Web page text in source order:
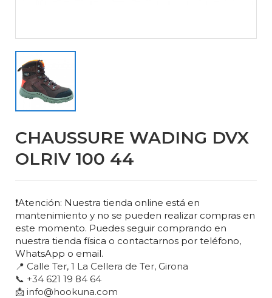
CHAUSSURE WADING DVX
OLRIV 100 44
❗Atención: Nuestra tienda online está en
mantenimiento y no se pueden realizar compras en
este momento. Puedes seguir comprando en
nuestra tienda física o contactarnos por teléfono,
WhatsApp o email.
📍 Calle Ter, 1 La Cellera de Ter, Girona
📞 +34 621 19 84 64
📩 info@hookuna.com